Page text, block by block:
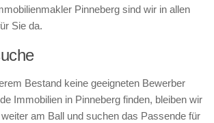
Pinneberg sind wir in allen
Sie da.
Bestand keine geeigneten Bewerber
Immobilien in Pinneberg finden, bleiben wir
am Ball und suchen das Passende für